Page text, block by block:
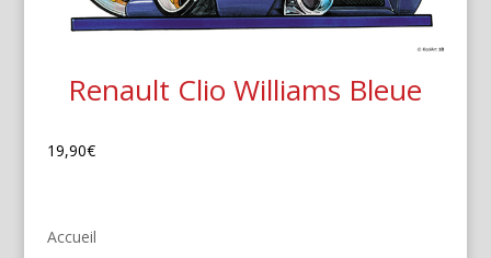
Renault Clio Williams Bleue
19,90€
Accueil